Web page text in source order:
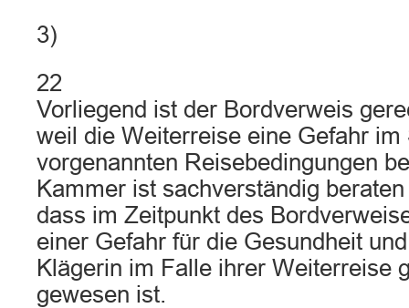
3)
22
Vorliegend ist der Bordverweis
weil die Weiterreise eine Gefahr im
vorgenannten Reisebedingungen
Kammer ist sachverständig
dass im Zeitpunkt des
einer Gefahr für die Gesundheit
Klägerin im Falle ihrer Weiterreise
gewesen ist.